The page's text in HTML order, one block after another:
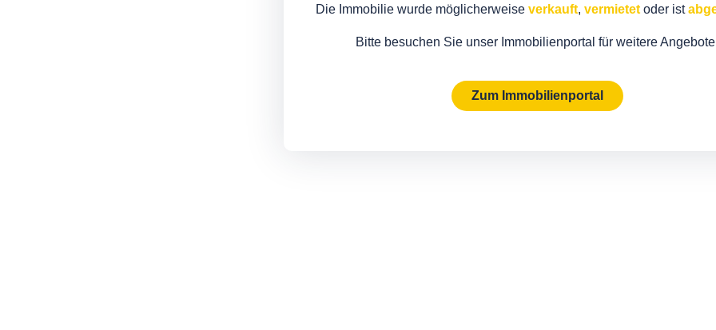
Die Immobilie wurde möglicherweise verkauft, vermietetoder ist
Bitte besuchen Sie unser Immobilienportal für weitere
Zum Immobilienportal